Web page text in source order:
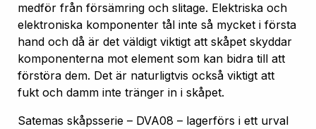
medför från försämring och slitage. Elektriska och
elektroniska komponenter tål inte så mycket i första
hand och då är det väldigt viktigt att skåpet skyddar
komponenterna mot element som kan bidra till att
förstöra dem. Det är naturligtvis också viktigt att
fukt och damm inte tränger in i skåpet.
Satemas skåpsserie – DVA08 – lagerförs i ett urval